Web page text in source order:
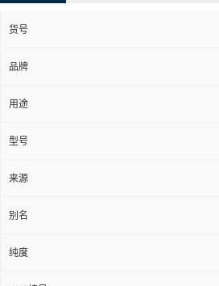
货号
品牌
用途
型号
来源
别名
纯度